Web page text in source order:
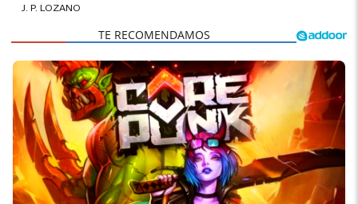
J. P. LOZANO